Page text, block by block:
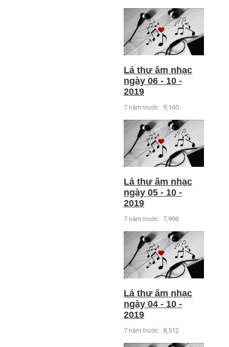
Lá thư âm nhạc
ngày 06 - 10 -
2019
7 năm trước 9,160
Lá thư âm nhạc
ngày 05 - 10 -
2019
7 năm trước 7,996
Lá thư âm nhạc
ngày 04 - 10 -
2019
7 năm trước 8,512